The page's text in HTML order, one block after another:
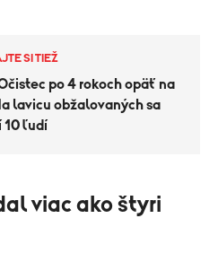
SI TIEŽ
po 4 rokoch opäť na
lavicu obžalovaných sa
10 ľudí
viac ako štyri